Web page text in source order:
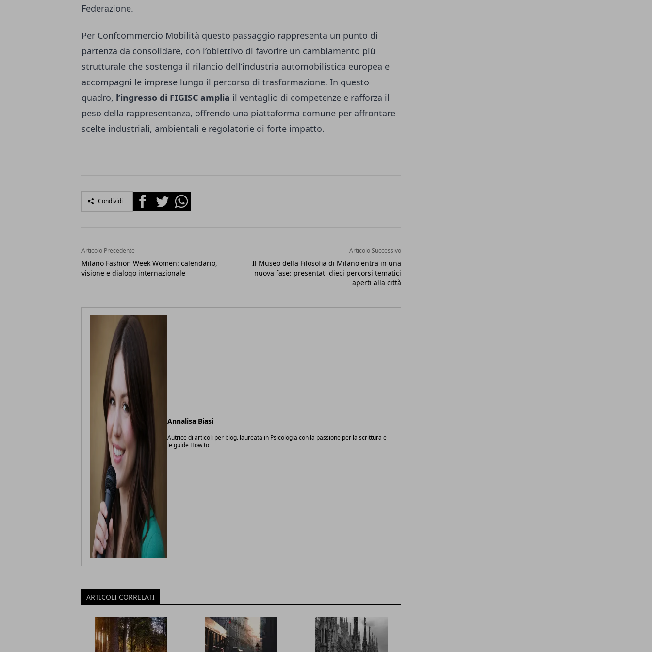
Federazione.
Per Confcommercio Mobilità questo passaggio rappresenta un punto di
partenza da consolidare, con l’obiettivo di favorire un cambiamento più
strutturale che sostenga il rilancio dell’industria automobilistica europea e
accompagni le imprese lungo il percorso di trasformazione. In questo
quadro, l’ingresso di FIGISC amplia il ventaglio di competenze e rafforza il
peso della rappresentanza, offrendo una piattaforma comune per affrontare
scelte industriali, ambientali e regolatorie di forte impatto.
Condividi FacebookTwitterWhatsapp
Articolo Precedente
Milano Fashion Week Women: calendario,
visione e dialogo internazionale
Articolo Successivo
Il Museo della Filosofia di Milano entra in una
nuova fase: presentati dieci percorsi tematici
aperti alla città
Annalisa Biasi
Autrice di articoli per blog, laureata in Psicologia con la passione per la scrittura e
le guide How to
ARTICOLI CORRELATI